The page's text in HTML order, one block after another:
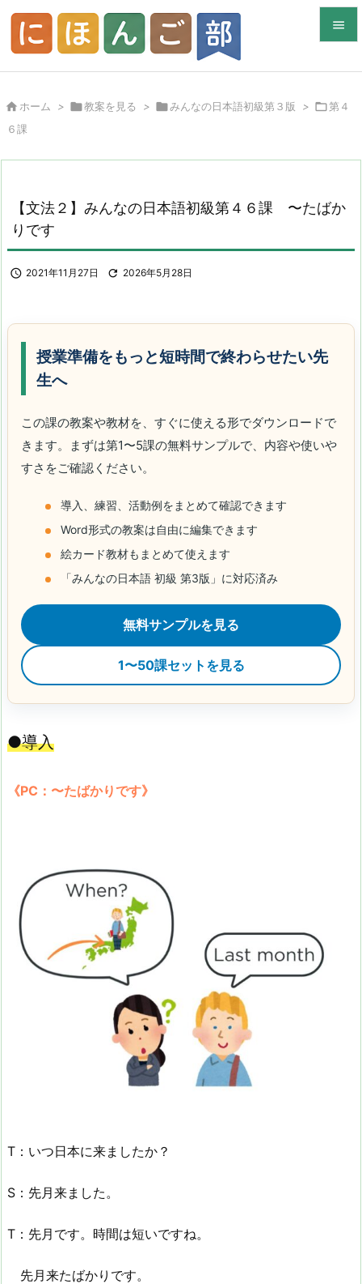

メニュ

前へ
次へ
 ホーム > 教案を見る > みんなの日本語初級第３版 > 第４
６課
【文法２】みんなの日本語初級第４６課 〜たばか
りです
 2021年11月27日  2026年5月28日
授業準備をもっと短時間で終わらせたい先
生へ
この課の教案や教材を、すぐに使える形でダウンロードで
きます。まずは第1〜5課の無料サンプルで、内容や使いや
すさをご確認ください。
導入、練習、活動例をまとめて確認できます
Word形式の教案は自由に編集できます
絵カード教材もまとめて使えます
「みんなの日本語 初級 第3版」に対応済み
無料サンプルを見る
1〜50課セットを見る
●導入
《PC：〜たばかりです》
T：いつ日本に来ましたか？
S：先月来ました。
T：先月です。時間は短いですね。
先月来たばかりです。